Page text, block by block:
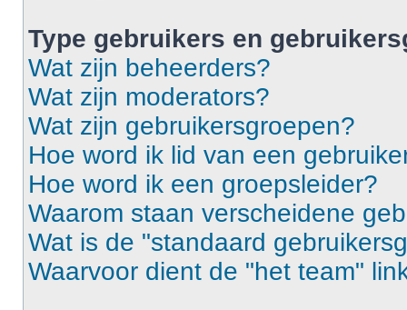
Type gebruikers en
Wat zijn beheerders?
Wat zijn moderators?
Wat zijn gebruikersgroepen?
Hoe word ik lid van een
Hoe word ik een groepsleider?
Waarom staan verscheidene
Wat is de "standaard
Waarvoor dient de "het team"